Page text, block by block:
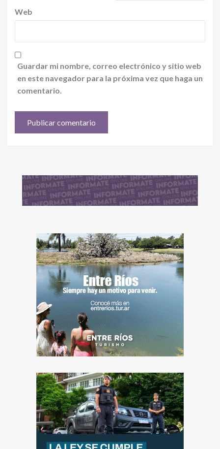
Web
Guardar mi nombre, correo electrónico y sitio web
en este navegador para la próxima vez que haga un
comentario.